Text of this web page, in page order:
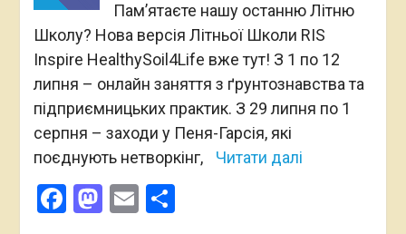
Пам’ятаєте нашу останню Літню
Школу? Нова версія Літньої Школи RIS
Inspire HealthySoil4Life вже тут! З 1 по 12
липня – онлайн заняття з ґрунтознавства та
підприємницьких практик. З 29 липня по 1
серпня – заходи у Пеня-Гарсія, які
поєднують нетворкінг,
Читати далі
Facebook
Mastodon
EmailПоділитися